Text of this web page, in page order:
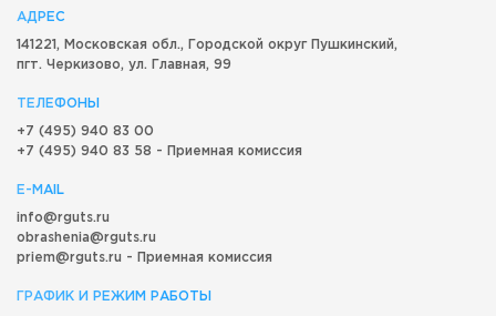
АДРЕС
141221, Московская обл., Городской округ Пушкинский,
пгт. Черкизово, ул. Главная, 99
ТЕЛЕФОНЫ
+7 (495) 940 83 00
+7 (495) 940 83 58 - Приемная комиссия
E-MAIL
info@rguts.ru
obrashenia@rguts.ru
priem@rguts.ru - Приемная комиссия
ГРАФИК И РЕЖИМ РАБОТЫ